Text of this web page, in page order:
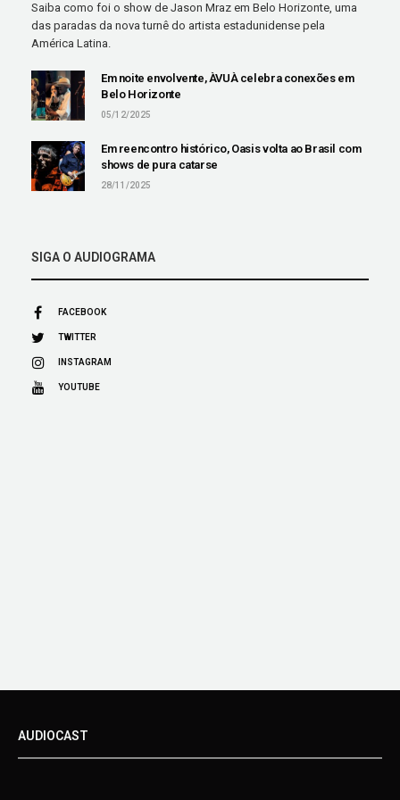
Saiba como foi o show de Jason Mraz em Belo Horizonte, uma
das paradas da nova turnê do artista estadunidense pela
América Latina.
Em noite envolvente, ÀVUÀ celebra conexões em
Belo Horizonte
05/12/2025
Em reencontro histórico, Oasis volta ao Brasil com
shows de pura catarse
28/11/2025
SIGA O AUDIOGRAMA
FACEBOOK
TWITTER
INSTAGRAM
YOUTUBE
AUDIOCAST